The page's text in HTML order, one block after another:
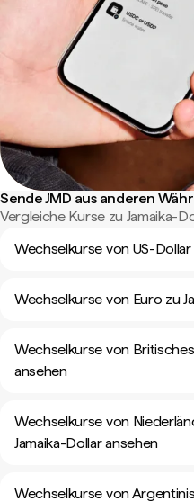
Sende JMD aus anderen
Vergleiche Kurse zu Jamaika-
Wechselkurse von US-
Wechselkurse von Euro zu
Wechselkurse von
ansehen
Wechselkurse von
Jamaika-Dollar ansehen
Wechselkurse von